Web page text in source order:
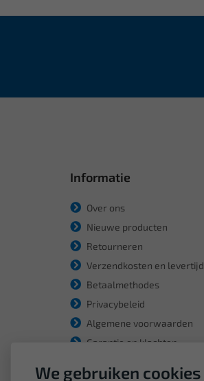
Informatie
Over ons
Nieuwe producten
Retourneren
Verzendkosten en levertijd
Betaalmethodes
Privacybeleid
Algemene voorwaarden
Garantie en klachten
We gebruiken cookies